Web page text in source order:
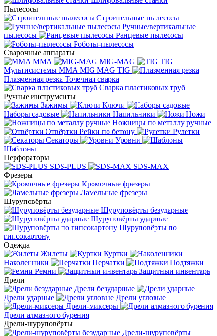
Пылесосы
Строительные пылесосы
Ручные/вертикальные
пылесосы
Ранцевые пылесосы
Роботы-пылесосы
Сварочные аппараты
MMA
MIG-MAG
TIG
Мультисистемы ММА MIG MAG TIG
Плазменная резка Точечная сварка
Cварка пластиковых труб
Ручные инструменты
Зажимы
Ключи
Наборы садовые
Напильники
Ножи
Ножницы по металлу ручные
Отвёртки Рейки по бетону
Рулетки
Секаторы
Уровни
Шаблоны
Перфораторы
SDS-PLUS
SDS-MAX
Фрезеры
Кромочные фрезеры
Ламельные фрезеры
Шуруповёрты
Шуруповёрты безударные
Шуруповёрты ударные
Шуруповёрты по
гипсокартону
Одежда
Жилеты
Куртки
Наколенники
Перчатки
Подтяжки
Ремни
Защитный инвентарь
Дрели
Дрели безударные
Дрели ударные
Дрели угловые
Дрели-миксеры
Дрели алмазного бурения
Дрели-шуруповёрты
Дрели-шуруповёрты